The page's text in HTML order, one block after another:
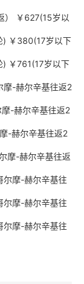
） ￥627(15岁以
) ￥380(17岁以下
) ￥761(17岁以下
摩-赫尔辛基往返2
-赫尔辛基往返2
-赫尔辛基往返2
摩-赫尔辛基往返
摩-赫尔辛基往
摩-赫尔辛基往
摩-赫尔辛基往